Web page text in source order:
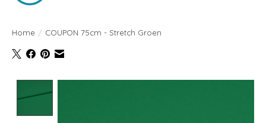
Home / COUPON 75cm - Stretch Groen